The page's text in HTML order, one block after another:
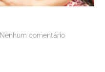
Nenhum comentário